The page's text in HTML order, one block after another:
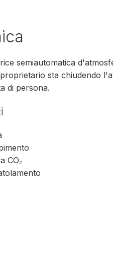
semiautomatica
sta chiudendo
di persona.
CO₂